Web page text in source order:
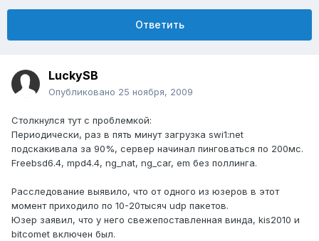
Ответить
LuckySB
Опубликовано 25 ноября, 2009
Столкнулся тут с проблемкой:
Периодически, раз в пять минут загрузка swi1:net
подскакивала за 90%, сервер начинал пинговаться по 200мс.
Freebsd6.4, mpd4.4, ng_nat, ng_car, em без поллинга.
Расследование выявило, что от одного из юзеров в этот
момент приходило по 10-20тысяч udp пакетов.
Юзер заявил, что у него свежепоставленная винда, kis2010 и
bitcomet включен был.